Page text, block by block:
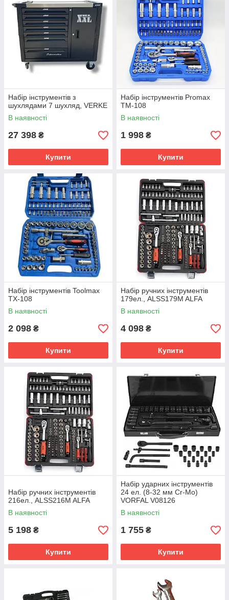
Набір інструментів з
шухлядами 7 шухляд, VERKE
В наявності
27 398 ₴
Купити
Набір інструментів Promax
TM-108
В наявності
1 998 ₴
Купити
Набір інструментів Toolmax
TX-108
В наявності
2 098 ₴
Купити
Набір ручних інструментів
179ел., ALSS179M ALFA
В наявності
4 098 ₴
Купити
Набір ручних інструментів
216ел., ALSS216M ALFA
В наявності
5 198 ₴
Купити
Набір ударних інструментів
24 ел. (8-32 мм Cr-Mo)
VORFAL V08126
В наявності
1 755 ₴
Купити